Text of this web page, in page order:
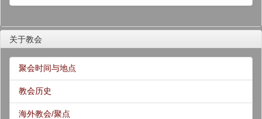
关于教会
聚会时间与地点
教会历史
海外教会/聚点